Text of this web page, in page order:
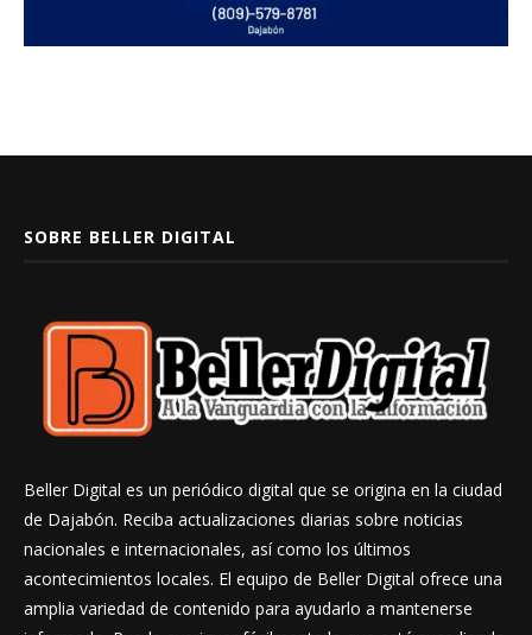
SOBRE BELLER DIGITAL
Beller Digital es un periódico digital que se origina en la ciudad
de Dajabón. Reciba actualizaciones diarias sobre noticias
nacionales e internacionales, así como los últimos
acontecimientos locales. El equipo de Beller Digital ofrece una
amplia variedad de contenido para ayudarlo a mantenerse